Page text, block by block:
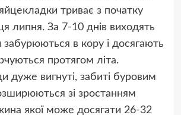
триває з початку
липня. За 7-10 днів виходять
в кору і досягають
протягом літа.
дуже вигнуті, забиті буровим
зі зростанням
якої може досягати 26-32